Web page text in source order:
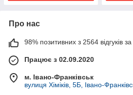
Про нас
98% позитивних з 2564 відгуків за
Працює з 02.09.2020
м. Івано-Франківськ
вулиця Хіміків, 5Б, Івано-